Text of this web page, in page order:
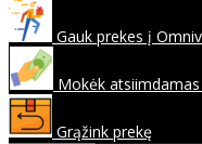
Gauk prekes į
Mokėk
Grąžink prekę